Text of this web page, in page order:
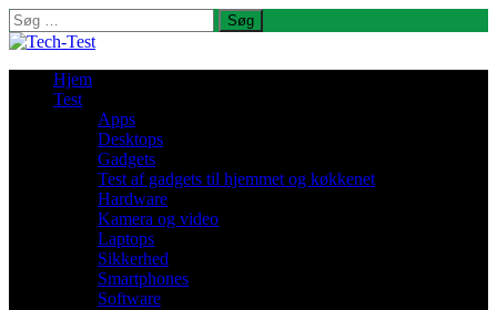
Søg
efter:
Hjem
Test
Apps
Desktops
Gadgets
Test af gadgets til hjemmet og køkkenet
Hardware
Kamera og video
Laptops
Sikkerhed
Smartphones
Software